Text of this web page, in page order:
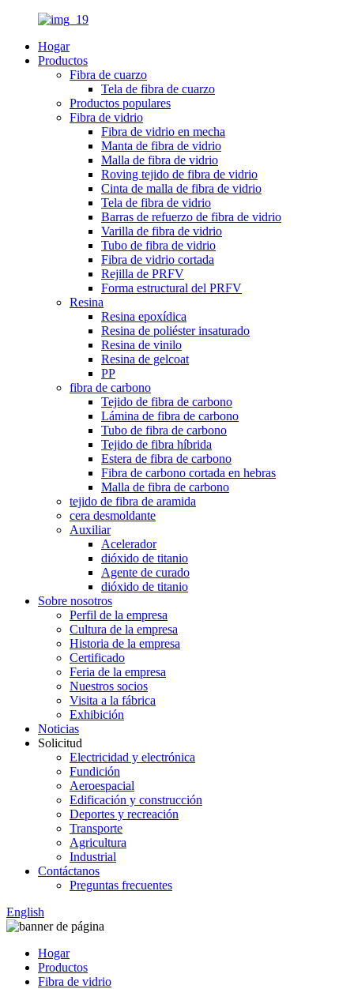
Hogar
Productos
Fibra de cuarzo
Tela de fibra de cuarzo
Productos populares
Fibra de vidrio
Fibra de vidrio en mecha
Manta de fibra de vidrio
Malla de fibra de vidrio
Roving tejido de fibra de vidrio
Cinta de malla de fibra de vidrio
Tela de fibra de vidrio
Barras de refuerzo de fibra de vidrio
Varilla de fibra de vidrio
Tubo de fibra de vidrio
Fibra de vidrio cortada
Rejilla de PRFV
Forma estructural del PRFV
Resina
Resina epoxídica
Resina de poliéster insaturado
Resina de vinilo
Resina de gelcoat
PP
fibra de carbono
Tejido de fibra de carbono
Lámina de fibra de carbono
Tubo de fibra de carbono
Tejido de fibra híbrida
Estera de fibra de carbono
Fibra de carbono cortada en hebras
Malla de fibra de carbono
tejido de fibra de aramida
cera desmoldante
Auxiliar
Acelerador
dióxido de titanio
Agente de curado
dióxido de titanio
Sobre nosotros
Perfil de la empresa
Cultura de la empresa
Historia de la empresa
Certificado
Feria de la empresa
Nuestros socios
Visita a la fábrica
Exhibición
Noticias
Solicitud
Electricidad y electrónica
Fundición
Aeroespacial
Edificación y construcción
Deportes y recreación
Transporte
Agricultura
Industrial
Contáctanos
Preguntas frecuentes
English
Hogar
Productos
Fibra de vidrio